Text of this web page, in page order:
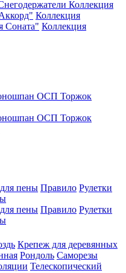
Коллекция
Коллекция
Соната" Коллекция
ОСП Торжок
ОСП Торжок
пены Правило Рулетки
пены Правило Рулетки
Крепеж для деревянных
Рондоль Саморезы
Телескопический